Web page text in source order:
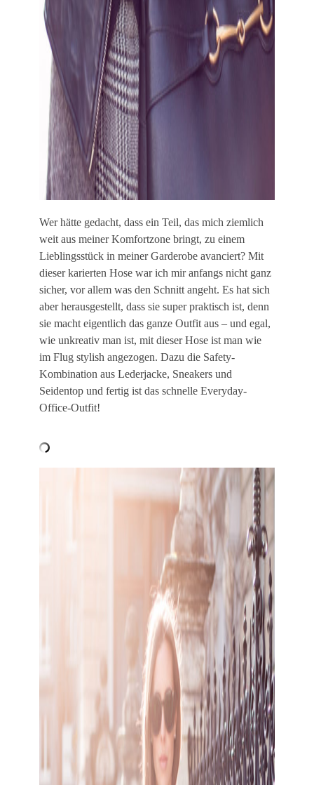
Wer hätte gedacht, dass ein Teil, das mich ziemlich
weit aus meiner Komfortzone bringt, zu einem
Lieblingsstück in meiner Garderobe avanciert? Mit
dieser karierten Hose war ich mir anfangs nicht ganz
sicher, vor allem was den Schnitt angeht. Es hat sich
aber herausgestellt, dass sie super praktisch ist, denn
sie macht eigentlich das ganze Outfit aus – und egal,
wie unkreativ man ist, mit dieser Hose ist man wie
im Flug stylish angezogen. Dazu die Safety-
Kombination aus Lederjacke, Sneakers und
Seidentop und fertig ist das schnelle Everyday-
Office-Outfit!